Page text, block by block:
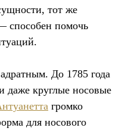
тот же
способен помочь
До 1785 года
даже круглые носовые
громко
для носового